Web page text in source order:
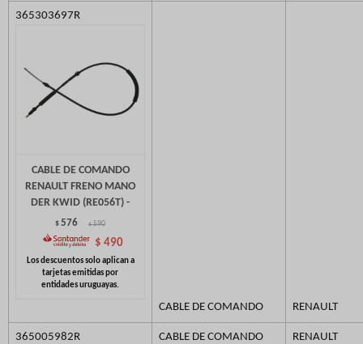
365303697R
CABLE DE COMANDO
RENAULT FRENO MANO
DER KWID (RE056T) -
$576 $ 590
$ 490
CABLE DE COMANDO RENAULT
365005982R CABLE DE COMANDO RENAULT